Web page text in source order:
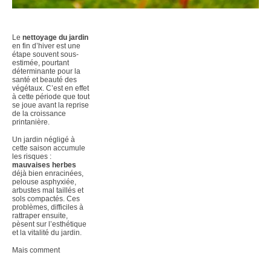
Le nettoyage du jardin
en fin d’hiver est une
étape souvent sous-
estimée, pourtant
déterminante pour la
santé et beauté des
végétaux. C’est en effet
à cette période que tout
se joue avant la reprise
de la croissance
printanière.
Un jardin négligé à
cette saison accumule
les risques :
mauvaises herbes
déjà bien enracinées,
pelouse asphyxiée,
arbustes mal taillés et
sols compactés. Ces
problèmes, difficiles à
rattraper ensuite,
pèsent sur l’esthétique
et la vitalité du jardin.
Mais comment